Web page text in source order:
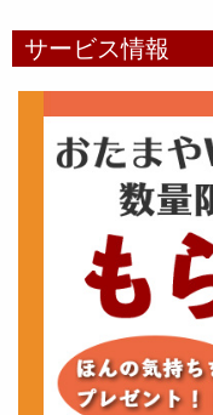
サービス情報